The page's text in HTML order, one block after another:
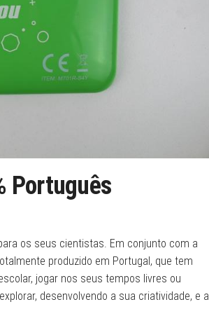
Português
os seus cientistas. Em conjunto com a
produzido em Portugal, que tem
jogar nos seus tempos livres ou
desenvolvendo a sua criatividade, e a